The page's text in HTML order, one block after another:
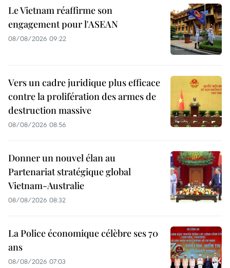
Le Vietnam réaffirme son
engagement pour l'ASEAN
08/08/2026 09:22
Vers un cadre juridique plus efficace
contre la prolifération des armes de
destruction massive
08/08/2026 08:56
Donner un nouvel élan au
Partenariat stratégique global
Vietnam-Australie
08/08/2026 08:32
La Police économique célèbre ses 70
ans
08/08/2026 07:03